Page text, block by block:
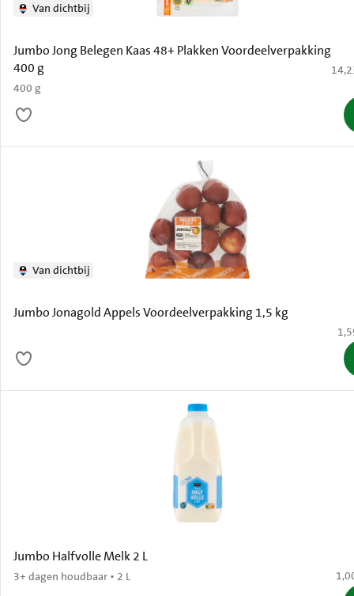
Jumbo Jong Belegen Kaas 48+ Plakken Voordeelverpakking
400 g
400 g
Van dichtbij
€
Jumbo Jonagold Appels Voordeelverpakking 1,5 kg
Van dichtbij
€
Jumbo Halfvolle Melk 2 L
3+ dagen houdbaar • 2 L €